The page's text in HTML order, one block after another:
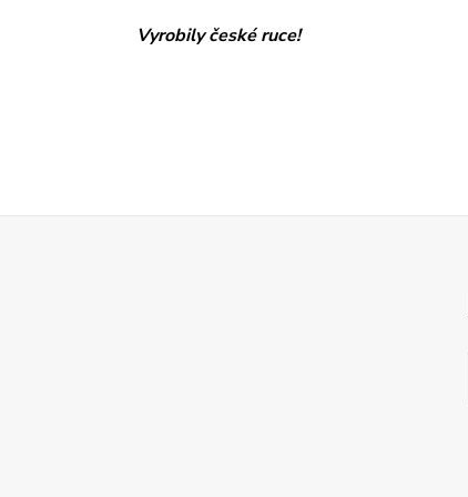
Vyrobily české ruce!